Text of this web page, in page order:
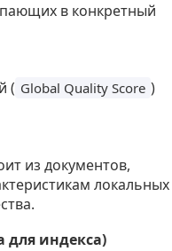
в конкретный
( Global Quality Score )
из документов,
локальных
для индекса)